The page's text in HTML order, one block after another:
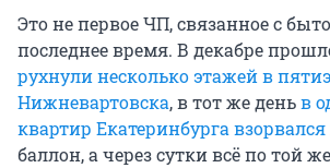
Это не первое ЧП, связанное с
последнее время. В декабре
рухнули несколько этажей в
Нижневартовска, в тот же деньв
квартир Екатеринбурга взорвался
баллон, а через сутки всё по той